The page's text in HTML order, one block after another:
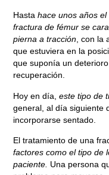
Hastahace unos años
fractura de fémur se
pierna a tracción , con
que estuviera en la
que suponía un
recuperación.
Hoy en día, este tipo de
general, al día siguiente
incorporarse sentado.
El tratamiento de una
factores como el tipo de
paciente. Una persona